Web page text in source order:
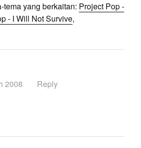
tema yang berkaitan: Project Pop -
- I Will Not Survive,
2008
Reply